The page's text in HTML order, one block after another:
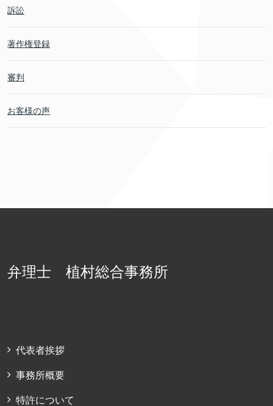
訴訟
著作権登録
審判
お客様の声
弁理士 植村総合事務所
代表者挨拶
事務所概要
特許について